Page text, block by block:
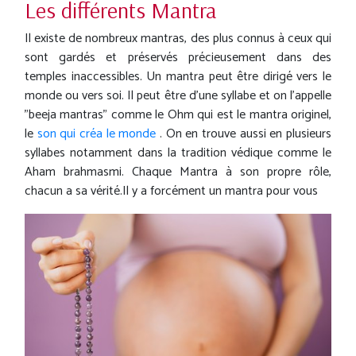
Les différents Mantra
Il existe de nombreux mantras, des plus connus à ceux qui
sont gardés et préservés précieusement dans des
temples inaccessibles. Un mantra peut être dirigé vers le
monde ou vers soi. Il peut être d'une syllabe et on l'appelle
"beeja mantras" comme le Ohm qui est le mantra originel,
leson qui créa le monde. On en trouve aussi en plusieurs
syllabes notamment dans la tradition védique comme le
Aham brahmasmi. Chaque Mantra à son propre rôle,
chacun a sa vérité.Il y a forcément un mantra pour vous